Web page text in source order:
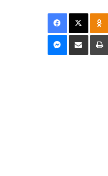
Facebook
X
Messenger
Distribuie prin mail